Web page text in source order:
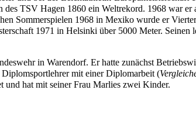
TSV Hagen 1860 ein Weltrekord. 1968 war
Sommerspielen 1968 in Mexiko wurde er
1971 in Helsinki über 5000 Meter. Seinen
in Warendorf. Er hatte zunächst
Diplomsportlehrer mit einer Diplomarbeit (
und hat mit seiner Frau Marlies zwei Kinder.